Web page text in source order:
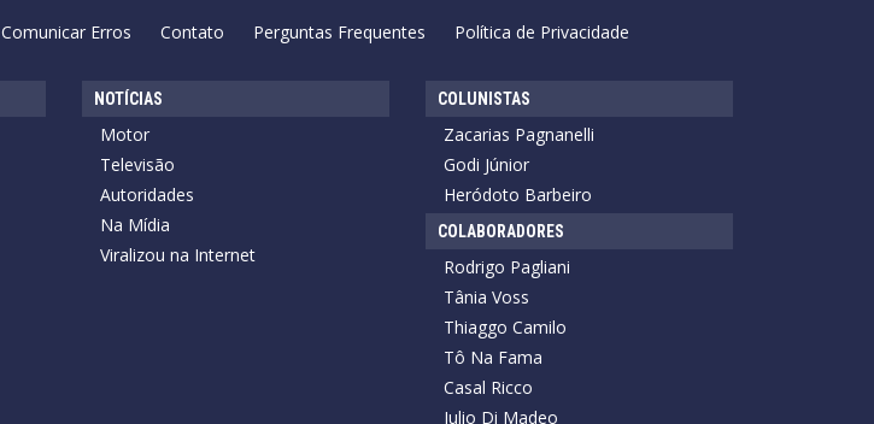
Comunicar Erros Contato Perguntas Frequentes Política de Privacidade
NOTÍCIAS
Motor
Televisão
Autoridades
Na Mídia
Viralizou na Internet
COLUNISTAS
Zacarias Pagnanelli
Godi Júnior
Heródoto Barbeiro
COLABORADORES
Rodrigo Pagliani
Tânia Voss
Thiaggo Camilo
Tô Na Fama
Casal Ricco
Julio Di Madeo